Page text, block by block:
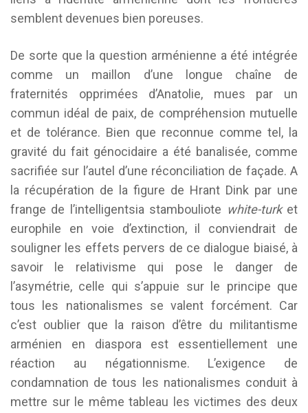
semblent devenues bien poreuses.
De sorte que la question arménienne a été intégrée
comme un maillon d’une longue chaîne de
fraternités opprimées d’Anatolie, mues par un
commun idéal de paix, de compréhension mutuelle
et de tolérance. Bien que reconnue comme tel, la
gravité du fait génocidaire a été banalisée, comme
sacrifiée sur l’autel d’une réconciliation de façade. A
la récupération de la figure de Hrant Dink par une
frange de l’intelligentsia stambouliote white-turket
europhile en voie d’extinction, il conviendrait de
souligner les effets pervers de ce dialogue biaisé, à
savoir le relativisme qui pose le danger de
l’asymétrie, celle qui s’appuie sur le principe que
tous les nationalismes se valent forcément. Car
c’est oublier que la raison d’être du militantisme
arménien en diaspora est essentiellement une
réaction au négationnisme. L’exigence de
condamnation de tous les nationalismes conduit à
mettre sur le même tableau les victimes des deux